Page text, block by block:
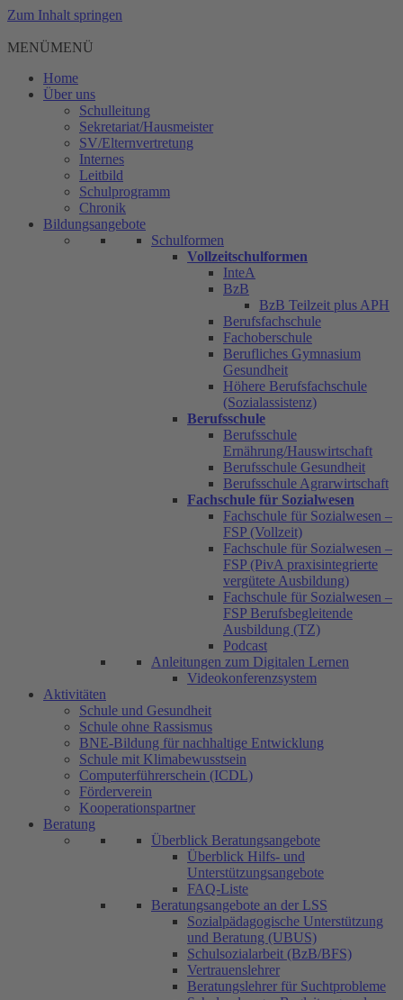
Zum Inhalt springen
MENÜMENÜ
Home
Über uns
Schulleitung
Sekretariat/Hausmeister
SV/Elternvertretung
Internes
Leitbild
Schulprogramm
Chronik
Bildungsangebote
Schulformen
Vollzeitschulformen
InteA
BzB
BzB Teilzeit plus APH
Berufsfachschule
Fachoberschule
Berufliches Gymnasium
Gesundheit
Höhere Berufsfachschule
(Sozialassistenz)
Berufsschule
Berufsschule
Ernährung/Hauswirtschaft
Berufsschule Gesundheit
Berufsschule Agrarwirtschaft
Fachschule für Sozialwesen
Fachschule für Sozialwesen –
FSP (Vollzeit)
Fachschule für Sozialwesen –
FSP (PivA praxisintegrierte
vergütete Ausbildung)
Fachschule für Sozialwesen –
FSP Berufsbegleitende
Ausbildung (TZ)
Podcast
Anleitungen zum Digitalen Lernen
Videokonferenzsystem
Aktivitäten
Schule und Gesundheit
Schule ohne Rassismus
BNE-Bildung für nachhaltige Entwicklung
Schule mit Klimabewusstsein
Computerführerschein (ICDL)
Förderverein
Kooperationspartner
Beratung
Überblick Beratungsangebote
Überblick Hilfs- und
Unterstützungsangebote
FAQ-Liste
Beratungsangebote an der LSS
Sozialpädagogische Unterstützung
und Beratung (UBUS)
Schulsozialarbeit (BzB/BFS)
Vertrauenslehrer
Beratungslehrer für Suchtprobleme